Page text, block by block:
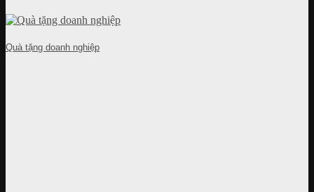
Quà tặng doanh nghiệp